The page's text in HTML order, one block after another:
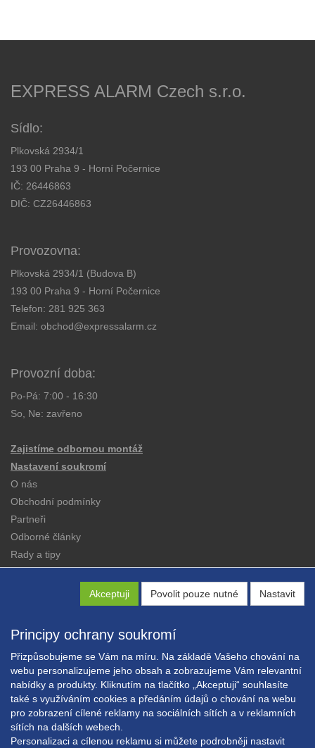
Akceptuji Povolit pouze nutné Nastavit
Principy ochrany soukromí
Přizpůsobujeme se Vám na míru. Na základě Vašeho chování na
webu personalizujeme jeho obsah a zobrazujeme Vám relevantní
nabídky a produkty. Kliknutím na tlačítko „Akceptuji“ souhlasíte
také s využíváním cookies a předáním údajů o chování na webu
pro zobrazení cílené reklamy na sociálních sítích a v reklamních
sítích na dalších webech.
Personalizaci a cílenou reklamu si můžete podrobněji nastavit
EXPRESS ALARM Czech s.r.o.
Sídlo:
Plkovská 2934/1
193 00 Praha 9 - Horní Počernice
IČ: 26446863
DIČ: CZ26446863
Provozovna:
Plkovská 2934/1 (Budova B)
193 00 Praha 9 - Horní Počernice
Telefon: 281 925 363
Email: obchod@expressalarm.cz
Provozní doba:
Po-Pá: 7:00 - 16:30
So, Ne: zavřeno
Zajistíme odbornou montáž
Nastavení soukromí
O nás
Obchodní podmínky
Partneři
Odborné články
Rady a tipy
Copyright © EXPRESS ALARM Czech s.r.o.
Powered byABRA E-shop